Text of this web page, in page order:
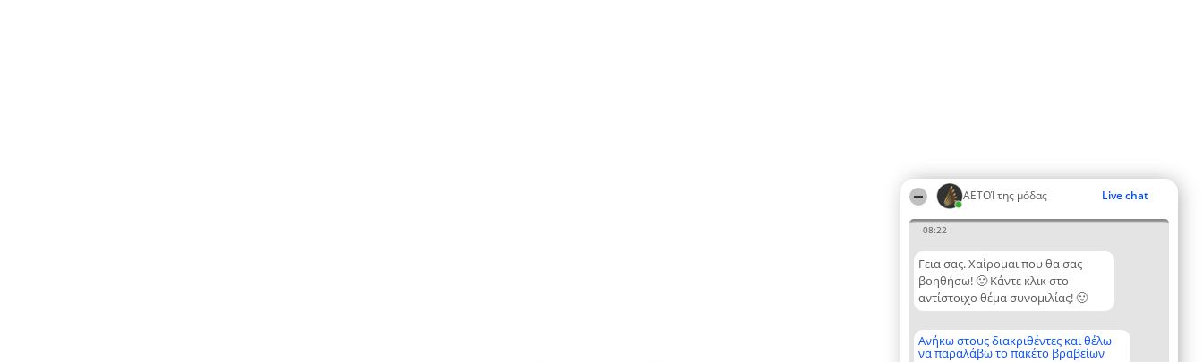
ΑΕΤΟΊ της μόδας Live chat
08:22
Γεια σας. Χαίρομαι που θα σας
βοηθήσω! 🙂 Κάντε κλικ στο
αντίστοιχο θέμα συνομιλίας! 🙂
Ανήκω στους διακριθέντες και θέλω
να παραλάβω το πακέτο βραβείων